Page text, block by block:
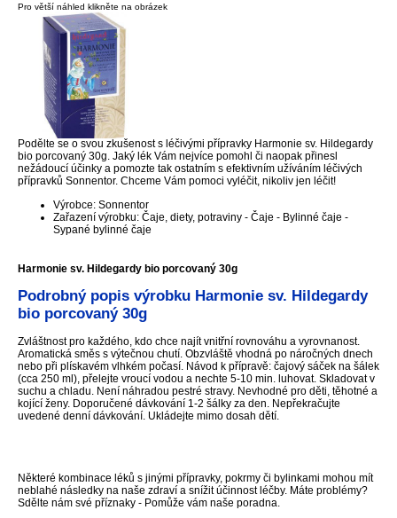
Pro větší náhled klikněte na obrázek
Podělte se o svou zkušenost s léčivými přípravky Harmonie sv. Hildegardy
bio porcovaný 30g. Jaký lék Vám nejvíce pomohl či naopak přinesl
nežádoucí účinky a pomozte tak ostatním s efektivním užíváním léčivých
přípravků Sonnentor. Chceme Vám pomoci vyléčit, nikoliv jen léčit!
Výrobce: Sonnentor
Zařazení výrobku: Čaje, diety, potraviny - Čaje - Bylinné čaje -
Sypané bylinné čaje
Harmonie sv. Hildegardy bio porcovaný 30g
Podrobný popis výrobku Harmonie sv. Hildegardy
bio porcovaný 30g
Zvláštnost pro každého, kdo chce najít vnitřní rovnováhu a vyrovnanost.
Aromatická směs s výtečnou chutí. Obzvláště vhodná po náročných dnech
nebo při plískavém vlhkém počasí. Návod k přípravě: čajový sáček na šálek
(cca 250 ml), přelejte vroucí vodou a nechte 5-10 min. luhovat. Skladovat v
suchu a chladu. Není náhradou pestré stravy. Nevhodné pro děti, těhotné a
kojící ženy. Doporučené dávkování 1-2 šálky za den. Nepřekračujte
uvedené denní dávkování. Ukládejte mimo dosah dětí.
Některé kombinace léků s jinými přípravky, pokrmy či bylinkami mohou mít
neblahé následky na naše zdraví a snížit účinnost léčby. Máte problémy?
Sdělte nám své příznaky - Pomůže vám naše poradna.